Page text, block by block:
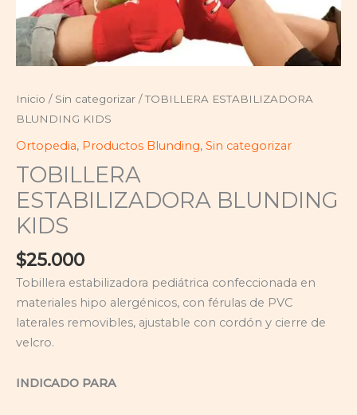
Inicio / Sin categorizar / TOBILLERA ESTABILIZADORA
BLUNDING KIDS
Ortopedia, Productos Blunding, Sin categorizar
TOBILLERA
ESTABILIZADORA BLUNDING
KIDS
$25.000
Tobillera estabilizadora pediátrica confeccionada en
materiales hipo alergénicos, con férulas de PVC
laterales removibles, ajustable con cordón y cierre de
velcro.
INDICADO PARA